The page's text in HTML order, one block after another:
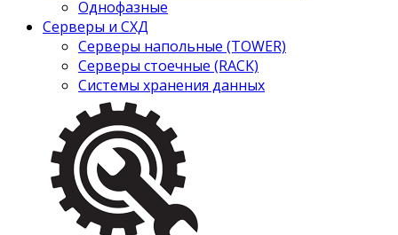
Однофазные
Серверы и СХД
Серверы напольные (TOWER)
Серверы стоечные (RACK)
Системы хранения данных